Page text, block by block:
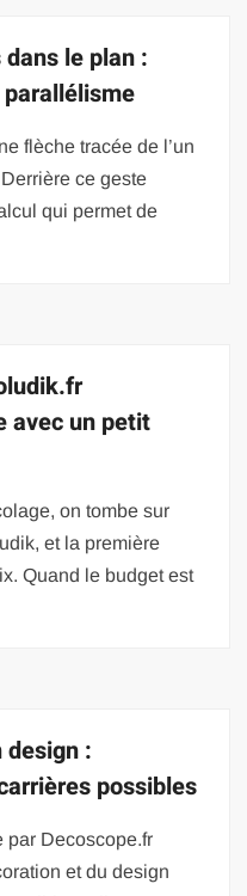
le plan :
flèche tracée de l’un
ce geste
qui permet de
avec un petit
on tombe sur
et la première
Quand le budget est
:
possibles
par Decoscope.fr
et du design